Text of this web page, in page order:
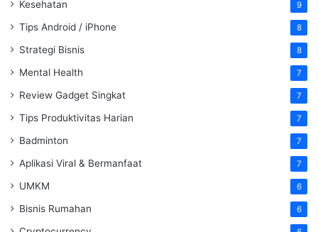
Kesehatan 9
Tips Android / iPhone 8
Strategi Bisnis 8
Mental Health 7
Review Gadget Singkat 7
Tips Produktivitas Harian 7
Badminton 7
Aplikasi Viral & Bermanfaat 7
UMKM 6
Bisnis Rumahan 6